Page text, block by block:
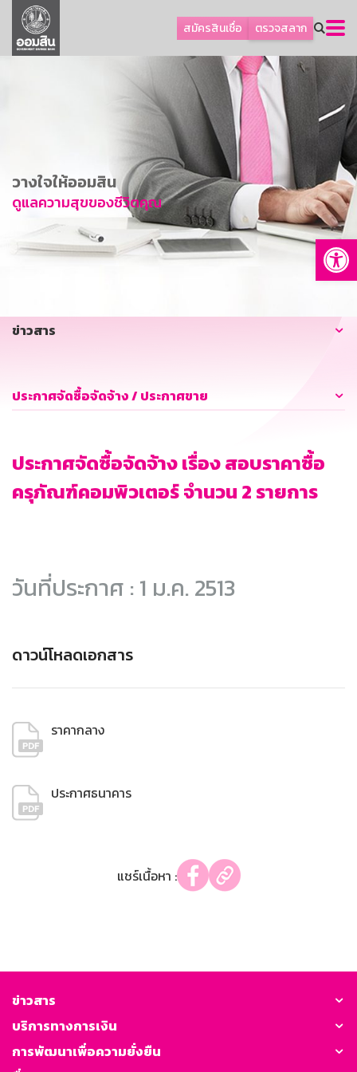
สมัครสินเชื่อ ตรวจสลาก
ลูกค้าธุรกิจ
ลูกค้าผู้ประกอบรายย่อย
การพัฒนาที่ยั่งยืน
ข่าวสาร
บริการทางการเงิน
อื่นๆ
วางใจให้ออมสิน
ดูแลความสุขของชีวิตคุณ
ข่าวสาร
ประกาศจัดซื้อจัดจ้าง / ประกาศขาย
ประกาศจัดซื้อจัดจ้าง เรื่อง สอบราคาซื้อ
ครุภัณฑ์คอมพิวเตอร์ จำนวน 2 รายการ
วันที่ประกาศ : 1 ม.ค. 2513
ดาวน์โหลดเอกสาร
ราคากลาง
ประกาศธนาคาร
แชร์เนื้อหา :
ข่าวสาร
บริการทางการเงิน
การพัฒนาเพื่อความยั่งยืน